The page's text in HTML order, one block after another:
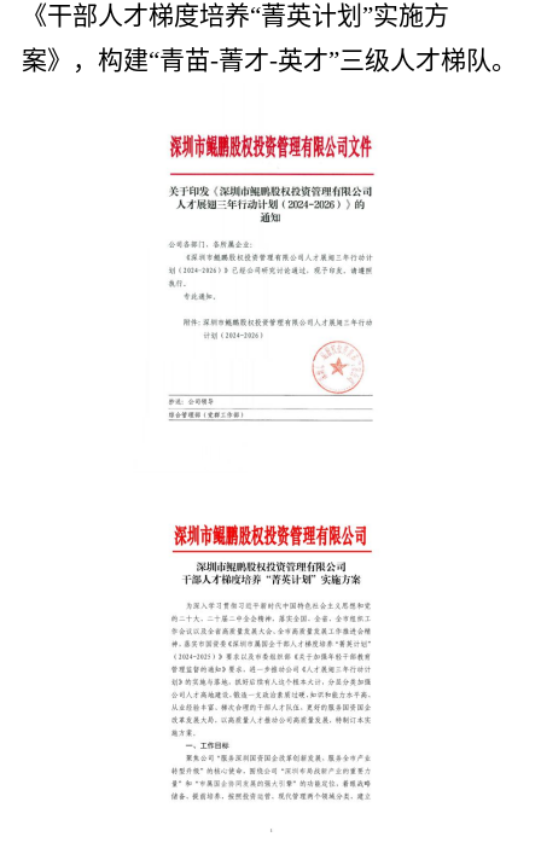
《干部人才梯度培养“菁英计划”实施方
案》，构建“青苗-菁才-英才”三级人才梯队。